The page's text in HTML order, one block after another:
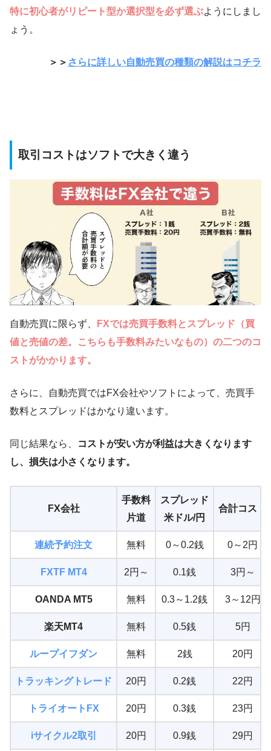
特に初心者がリピート型か選択型を必ず選ぶようにしまし
ょう。
＞＞ さらに詳しい自動売買の種類の解説はコチラ
取引コストはソフトで大きく違う
自動売買に限らず、
FXでは売買手数料とスプレッド（買
値と売値の差。こちらも手数料みたいなもの）の二つのコ
ストがかかります。
さらに、自動売買ではFX会社やソフトによって、売買手
数料とスプレッドはかなり違います。
同じ結果なら、
コストが安い方が利益は大きくなります
し、損失は小さくなります。
FX会社
手数料
片道
スプレッド
米ドル/円
合計コスト
連続予約注文 無料 0～0.2銭 0～2円
FXTF MT4 2円～ 0.1銭 3円～
OANDA MT5 無料 0.3～1.2銭 3～12円
楽天MT4 無料 0.5銭 5円
ループイフダン 無料 2銭 20円
トラッキングトレード 20円 0.2銭 22円
トライオートFX 20円 0.3銭 23円
iサイクル2取引 20円 0.9銭 29円